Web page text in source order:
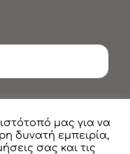
μας για να
δυνατή εμπειρία,
σας και τις